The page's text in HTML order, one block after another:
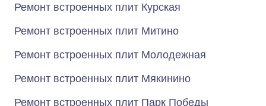
Ремонт встроенных плит Курская
Ремонт встроенных плит Митино
Ремонт встроенных плит Молодежная
Ремонт встроенных плит Мякинино
Ремонт встроенных плит Парк Победы